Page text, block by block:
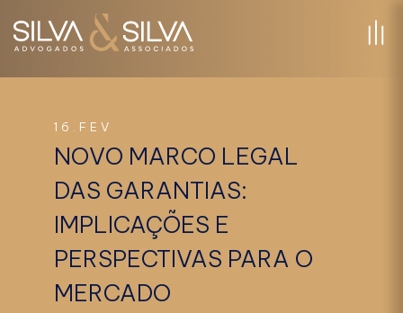
16.FEV
NOVO MARCO LEGAL
DAS GARANTIAS:
IMPLICAÇÕES E
PERSPECTIVAS PARA O
MERCADO